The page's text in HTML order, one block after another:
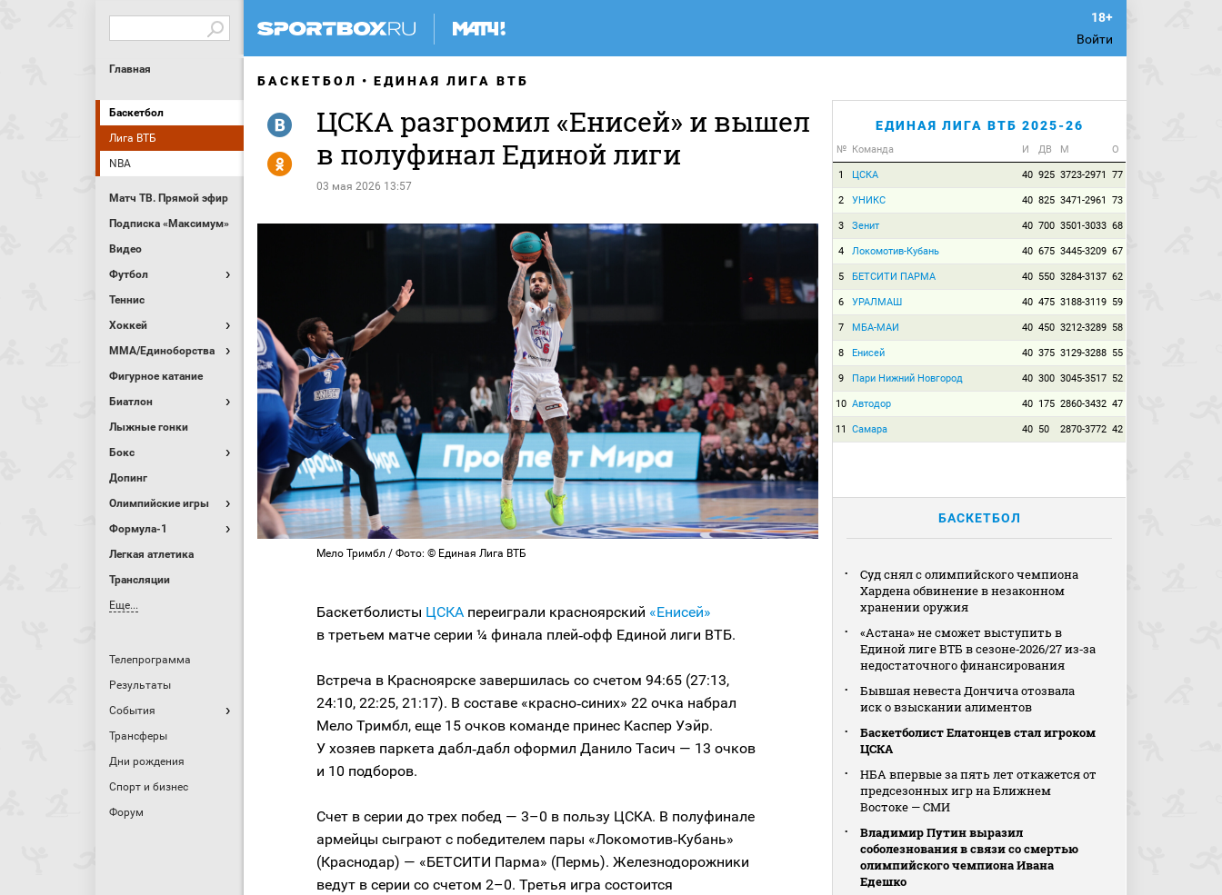
Войти
Главная
Баскетбол
Лига ВТБ
NBA
Матч ТВ. Прямой эфир
Подписка «Максимум»
Видео
Футбол
Теннис
Хоккей
MMA/Единоборства
Фигурное катание
Биатлон
Лыжные гонки
Бокс
Допинг
Олимпийские игры
Формула-1
Легкая атлетика
Трансляции
Еще...
Телепрограмма
Результаты
События
Трансферы
Дни рождения
Спорт и бизнес
Форум
БАСКЕТБОЛ ЕДИНАЯ ЛИГА ВТБ
ЦСКА разгромил «Енисей» и вышел
в полуфинал Единой лиги
03 мая 2026 13:57
R
Y
Мело Тримбл / Фото: © Единая Лига ВТБ
Баскетболисты ЦСКА переиграли красноярский «Енисей»
в третьем матче серии ¼ финала плей‑офф Единой лиги ВТБ.
Встреча в Красноярске завершилась со счетом 94:65 (27:13,
24:10, 22:25, 21:17). В составе «красно‑синих» 22 очка набрал
Мело Тримбл, еще 15 очков команде принес Каспер Уэйр.
У хозяев паркета дабл‑дабл оформил Данило Тасич — 13 очков
и 10 подборов.
Счет в серии до трех побед — 3–0 в пользу ЦСКА. В полуфинале
армейцы сыграют с победителем пары «Локомотив‑Кубань»
(Краснодар) — «БЕТСИТИ Парма» (Пермь). Железнодорожники
ведут в серии со счетом 2–0. Третья игра состоится
ЕДИНАЯ ЛИГА ВТБ 2025-26
№ Команда И ДВ М О
1 ЦСКА 40 925 3723-2971 77
2 УНИКС 40 825 3471-2961 73
3 Зенит 40 700 3501-3033 68
4 Локомотив-Кубань 40 675 3445-3209 67
5 БЕТСИТИ ПАРМА 40 550 3284-3137 62
6 УРАЛМАШ 40 475 3188-3119 59
7 МБА-МАИ 40 450 3212-3289 58
8 Енисей 40 375 3129-3288 55
9 Пари Нижний Новгород 40 300 3045-3517 52
10 Автодор 40 175 2860-3432 47
11 Самара 40 50 2870-3772 42
БАСКЕТБОЛ
Суд снял с олимпийского чемпиона
Хардена обвинение в незаконном
хранении оружия
«Астана» не сможет выступить в
Единой лиге ВТБ в сезоне‑2026/27 из‑за
недостаточного финансирования
Бывшая невеста Дончича отозвала
иск о взыскании алиментов
Баскетболист Елатонцев стал игроком
ЦСКА
НБА впервые за пять лет откажется от
предсезонных игр на Ближнем
Востоке — СМИ
Владимир Путин выразил
соболезнования в связи со смертью
олимпийского чемпиона Ивана
Едешко